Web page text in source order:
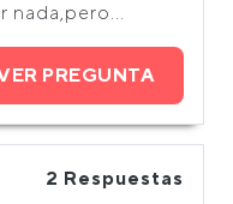
nada,pero...
PREGUNTA
2 Respuestas